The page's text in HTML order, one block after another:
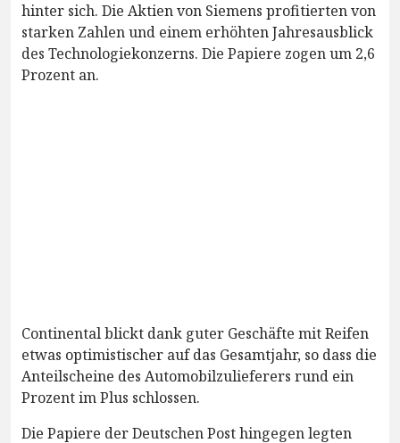
hinter sich. Die Aktien von Siemens profitierten von
starken Zahlen und einem erhöhten Jahresausblick
des Technologiekonzerns. Die Papiere zogen um 2,6
Prozent an.
Continental blickt dank guter Geschäfte mit Reifen
etwas optimistischer auf das Gesamtjahr, so dass die
Anteilscheine des Automobilzulieferers rund ein
Prozent im Plus schlossen.
Die Papiere der Deutschen Post hingegen legten